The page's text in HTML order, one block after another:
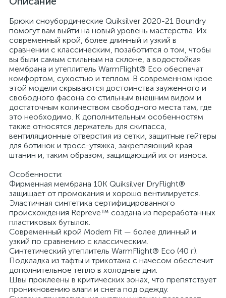
Брюки сноубордические Quiksilver 2020-21 Boundry
помогут вам выйти на новый уровень мастерства. Их
современный крой, более длинный и узкий в
сравнении с классическим, позаботится о том, чтобы
вы были самым стильным на склоне, а водостойкая
мембрана и утеплитель WarmFlight® Eco обеспечат
комфортом, сухостью и теплом. В современном крое
этой модели скрываются достоинства зауженного и
свободного фасона со стильным внешним видом и
достаточным количеством свободного места там, где
это необходимо. К дополнительным особенностям
также относятся держатель для скипасса,
вентиляционные отверстия из сетки, защитные гейтеры
для ботинок и тросс-утяжка, закрепляющий края
штанин и, таким образом, защищающий их от износа.
Особенности:
Фирменная мембрана 10K Quiksilver DryFlight®
защищает от промокания и хорошо вентилируется.
Эластичная синтетика сертифицированного
происхождения Repreve™ создана из переработанных
пластиковых бутылок.
Современный крой Modern Fit — более длинный и
узкий по сравнению с классическим.
Синтетический утеплитель WarmFlight® Eco (40 г).
Подкладка из тафты и трикотажа с начесом обеспечит
дополнительное тепло в холодные дни.
Швы проклеены в критических зонах, что препятствует
проникновению влаги и снега под одежду.